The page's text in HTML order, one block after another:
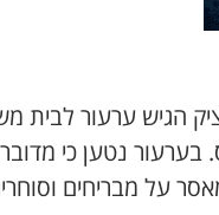
הגיש ערעור לבית
נטען כי מדובר
על מבריחים